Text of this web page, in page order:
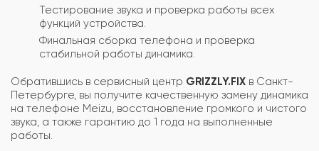
Тестирование звука и проверка работы всех
функций устройства.
Финальная сборка телефона и проверка
стабильной работы динамика.
Обратившись в сервисный центр GRIZZLY.FIX в Санкт-
Петербурге, вы получите качественную замену динамика
на телефоне Meizu, восстановление громкого и чистого
звука, а также гарантию до 1 года на выполненные
работы.